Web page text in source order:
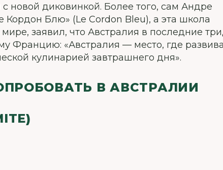
новой диковинкой. Более того, сам Андре
Блю» (Le Cordon Bleu), а эта школа
заявил, что Австралия в последние
Францию: «Австралия — место, где
кулинарией завтрашнего дня».
В АВСТРАЛИИ